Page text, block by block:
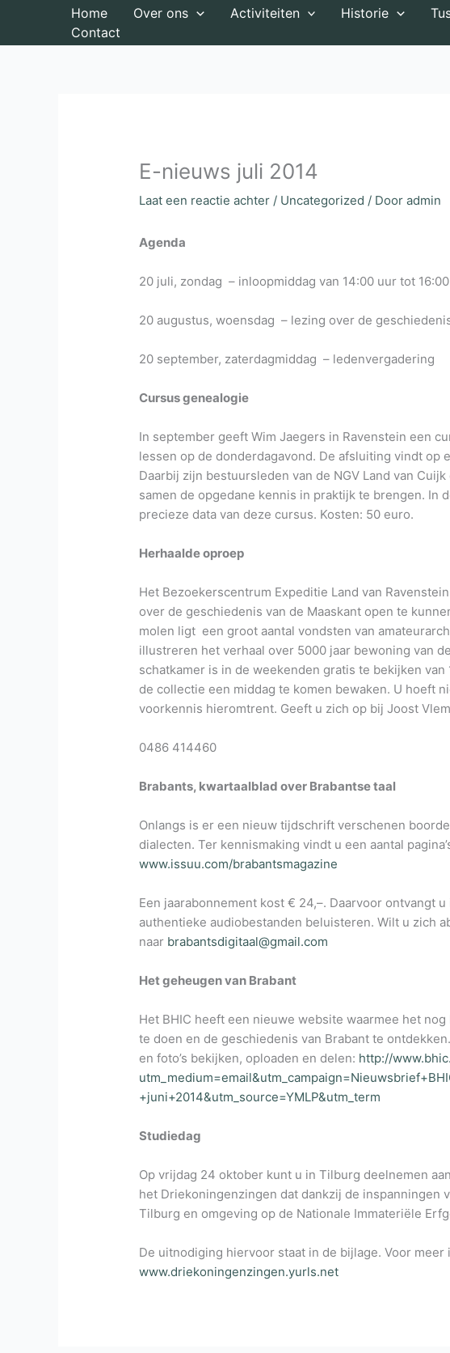
de
Home Over ons Activiteiten Historie
Contact
E-nieuws juli 2014
Laat een reactie achter / Uncategorized / Dooradmin
Agenda
20 juli, zondag – inloopmiddag van 14:00 uur tot
20 augustus, woensdag – lezing over de
20 september, zaterdagmiddag – ledenvergadering
Cursus genealogie
In september geeft Wim Jaegers in Ravenstein een
lessen op de donderdagavond. De afsluiting vindt op
Daarbij zijn bestuursleden van de NGV Land van
samen de opgedane kennis in praktijk te brengen. In
precieze data van deze cursus. Kosten: 50 euro.
Herhaalde oproep
Het Bezoekerscentrum Expeditie Land van
over de geschiedenis van de Maaskant open te
molen ligt een groot aantal vondsten van
illustreren het verhaal over 5000 jaar bewoning van
schatkamer is in de weekenden gratis te bekijken van
de collectie een middag te komen bewaken. U hoeft
voorkennis hieromtrent. Geeft u zich op bij Joost
0486 414460
Brabants, kwartaalblad over Brabantse taal
Onlangs is er een nieuw tijdschrift verschenen
dialecten. Ter kennismaking vindt u een aantal
www.issuu.com/brabantsmagazine
Een jaarabonnement kost € 24,–. Daarvoor ontvangt
authentieke audiobestanden beluisteren. Wilt u zich
naar brabantsdigitaal@gmail.com
Het geheugen van Brabant
Het BHIC heeft een nieuwe website waarmee het
te doen en de geschiedenis van Brabant te
en foto’s bekijken, oploaden en delen: http://
+juni+2014&utm_source=YMLP&utm_term
Studiedag
Op vrijdag 24 oktober kunt u in Tilburg deelnemen
het Driekoningenzingen dat dankzij de inspanningen
Tilburg en omgeving op de Nationale Immateriële
De uitnodiging hiervoor staat in de bijlage. Voor meer
www.driekoningenzingen.yurls.net